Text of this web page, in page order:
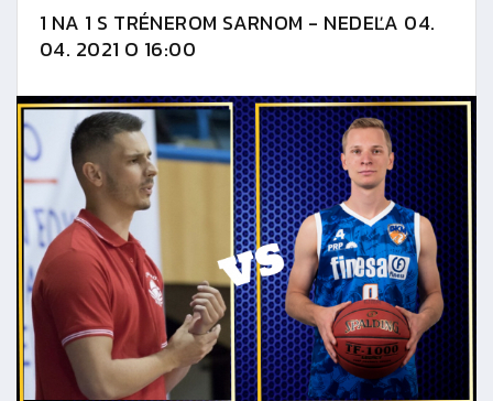
1 NA 1 S TRÉNEROM SARNOM - NEDEĽA 04.
04. 2021 O 16:00